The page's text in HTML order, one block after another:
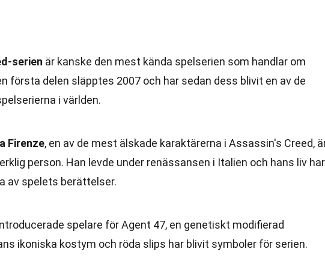
serien är kanske den mest kända spelserien som handlar om
första delen släpptes 2007 och har sedan dess blivit en av de
i världen.
Firenze, en av de mest älskade karaktärerna i Assassin's Creed,
person. Han levde under renässansen i Italien och hans liv har
av spelets berättelser.
spelare för Agent 47, en genetiskt modifierad
ikoniska kostym och röda slips har blivit symboler för serien.